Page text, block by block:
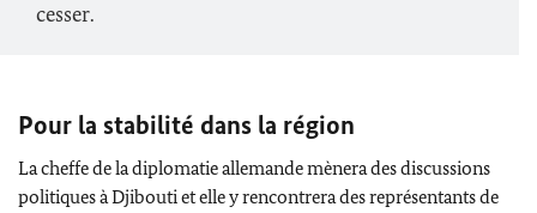
cesser.
Pour la stabilité dans la région
La cheffe de la diplomatie allemande mènera des discussions
politiques à Djibouti et elle y rencontrera des représentants de